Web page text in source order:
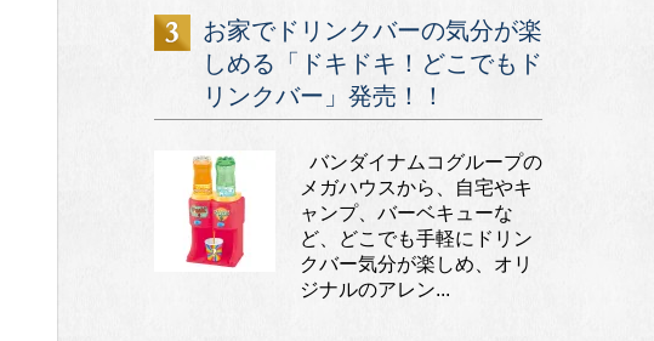
お家でドリンクバーの気分が楽
しめる「ドキドキ！どこでもド
リンクバー」発売！！
バンダイナムコグループの
メガハウスから、自宅やキ
ャンプ、バーベキューな
ど、どこでも手軽にドリン
クバー気分が楽しめ、オリ
ジナルのアレン...